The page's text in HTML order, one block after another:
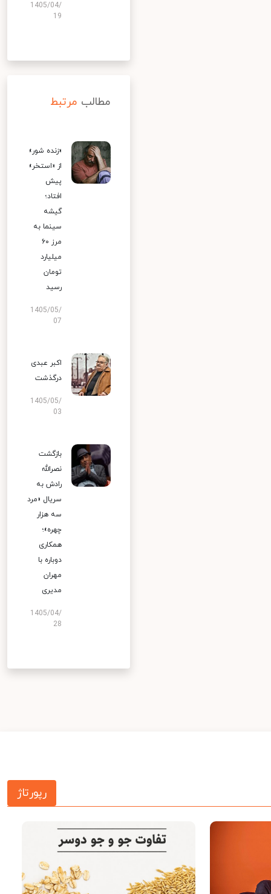
1405/04/
19
مطالب مرتبط
«زنده شور»
از «استخر»
پیش
افتاد؛
گیشه
سینما به
مرز ۶۰
میلیارد
تومان
رسید
1405/05/
07
اکبر عبدی
درگذشت
1405/05/
03
بازگشت
نصرالله
رادش به
سریال «مرد
سه هزار
چهره»؛
همکاری
دوباره با
مهران
مدیری
1405/04/
28
رپورتاژ